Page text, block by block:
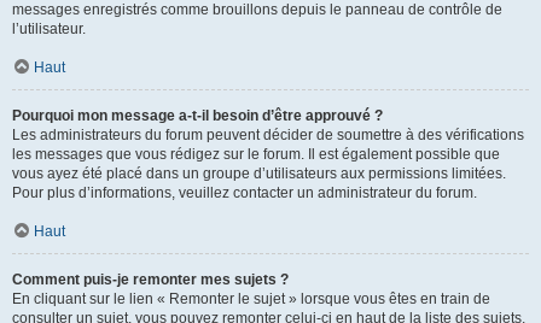
messages enregistrés comme brouillons depuis le panneau de contrôle de
l’utilisateur.
Haut
Pourquoi mon message a-t-il besoin d’être approuvé ?
Les administrateurs du forum peuvent décider de soumettre à des vérifications
les messages que vous rédigez sur le forum. Il est également possible que
vous ayez été placé dans un groupe d’utilisateurs aux permissions limitées.
Pour plus d’informations, veuillez contacter un administrateur du forum.
Haut
Comment puis-je remonter mes sujets ?
En cliquant sur le lien « Remonter le sujet » lorsque vous êtes en train de
consulter un sujet, vous pouvez remonter celui-ci en haut de la liste des sujets,